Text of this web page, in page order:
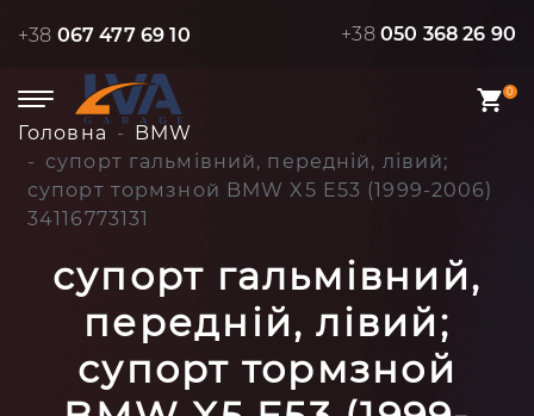
+38 067 477 69 10 +38 050 368 26 90
0
Головна
BMW
супорт гальмівний, передній, лівий;
супорт тормзной BMW X5 E53 (1999-2006)
34116773131
супорт гальмівний,
передній, лівий;
супорт тормзной